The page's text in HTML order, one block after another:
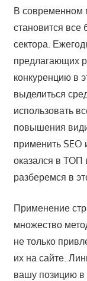
В современном
становится все
сектора.
предлагающих
конкуренцию в
выделиться
использовать
повышения
применить SEO
оказался в ТОП
разберемся в
Применение
множество
не только
их на сайте.
вашу позицию в